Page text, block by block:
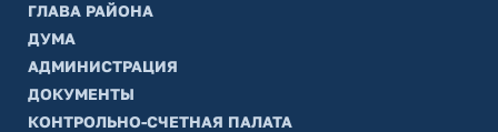
ГЛАВА РАЙОНА
ДУМА
АДМИНИСТРАЦИЯ
ДОКУМЕНТЫ
КОНТРОЛЬНО-СЧЕТНАЯ ПАЛАТА